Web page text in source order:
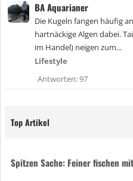
BA Aquarianer
Die Kugeln fangen häufig
hartnäckige Algen dabei.
im Handel) neigen zum...
Lifestyle
Antworten 97
Top Artikel
Spitzen Sache: Feiner fischen